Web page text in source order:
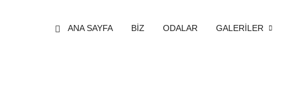
ANA SAYFA BİZ ODALAR GALERİLER